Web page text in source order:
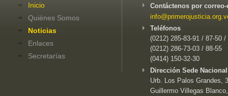
Inicio
Quiénes Somos
Noticias
Enlaces
Secretarías
Contáctenos por
Teléfonos
(0212) 285-83-91 / 87-50 /
(0212) 286-73-03 / 88-55
(0414) 150-32-30
Dirección Sede
Urb. Los Palos Grandes,
Guillermo Villegas